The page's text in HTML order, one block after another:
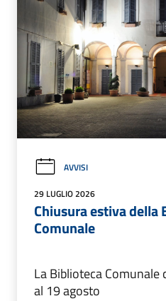
AVVISI
29 LUGLIO 2026
Chiusura estiva della
Comunale
La Biblioteca
al 19 agosto